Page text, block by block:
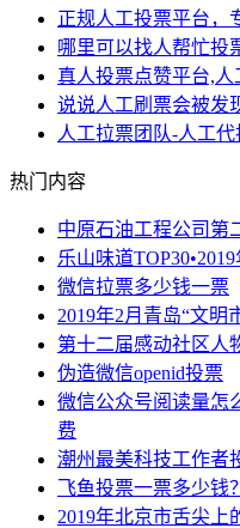
正规人工投票平台，
哪里可以找人帮忙投
真人投票点赞平台,
说说人工刷票会被发
人工拉票团队-人工
热门内容
中原石油工程公司第
乐山味道
微信拉票多少钱一票
2019年2月青岛“文明
第十二届感动社区人
伪造微信openid投票
微信公众号阅读量怎
费
潮州最美科技工作者
飞鱼投票一票多少钱
2019年北京市舌尖上